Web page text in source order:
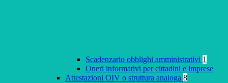
Scadenzario obblighi amministrativi 1
Oneri informativi per cittadini e imprese
Attestazioni OIV o struttura analoga 8